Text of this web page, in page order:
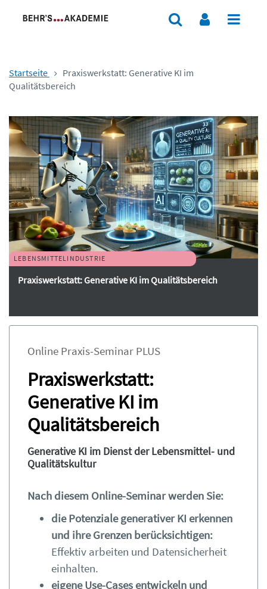
Startseite
Praxiswerkstatt: Generative KI im
Qualitätsbereich
LEBENSMITTELINDUSTRIE
Praxiswerkstatt: Generative KI im Qualitätsbereich
Online Praxis-Seminar PLUS
Praxiswerkstatt:
Generative KI im
Qualitätsbereich
Generative KI im Dienst der Lebensmittel- und
Qualitätskultur
Nach diesem Online-Seminar werden Sie:
die Potenziale generativer KI erkennen
und ihre Grenzen berücksichtigen:
Effektiv arbeiten und Datensicherheit
einhalten.
eigene Use-Cases entwickeln und